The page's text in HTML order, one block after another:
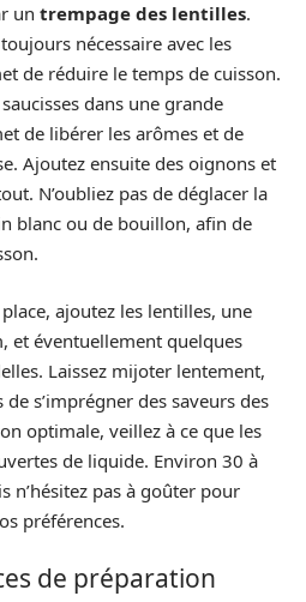
un trempage des lentilles.
nécessaire avec les
de réduire le temps de cuisson.
dans une grande
de libérer les arômes et de
Ajoutez ensuite des oignons et
N’oubliez pas de déglacer la
blanc ou de bouillon, afin de
ajoutez les lentilles, une
et éventuellement quelques
Laissez mijoter lentement,
s’imprégner des saveurs des
optimale, veillez à ce que les
de liquide. Environ 30 à
n’hésitez pas à goûter pour
préférences.
de préparation